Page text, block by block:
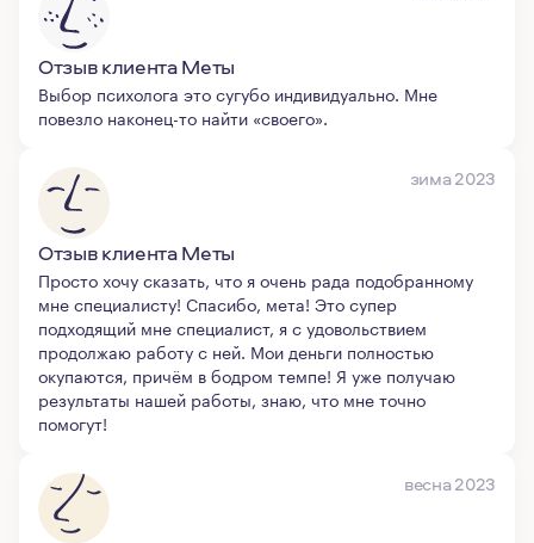
Отзыв клиента Меты
Выбор психолога это сугубо индивидуально. Мне
повезло наконец-то найти «своего».
зима 2023
Отзыв клиента Меты
Просто хочу сказать, что я очень рада подобранному
мне специалисту! Спасибо, мета! Это супер
подходящий мне специалист, я с удовольствием
продолжаю работу с ней. Мои деньги полностью
окупаются, причём в бодром темпе! Я уже получаю
результаты нашей работы, знаю, что мне точно
помогут!
весна 2023